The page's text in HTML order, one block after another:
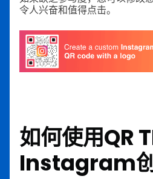
令人兴奋和值得点击。
如何使用QR
Instagram